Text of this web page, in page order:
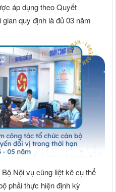
áp dụng theo Quyết
quy định là đủ 03 năm
Nội vụ cũng liệt kê cụ thể
phải thực hiện định kỳ